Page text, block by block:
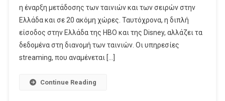
η έναρξη μετάδοσης των ταινιών και των σειρών στην
Ελλάδα και σε 20 ακόμη χώρες. Ταυτόχρονα, η διπλή
είσοδος στην Ελλάδα της HBO και της Disney, αλλάζει τα
δεδομένα στη διανομή των ταινιών. Οι υπηρεσίες
streaming, που αναμένεται […]
Continue Reading